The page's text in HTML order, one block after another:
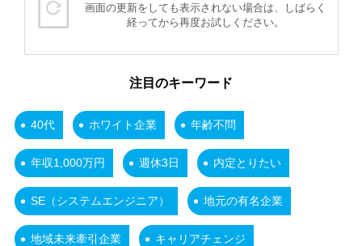
画面の更新をしても表示されない場合は、しばらく
経ってから再度お試しください。
注目のキーワード
40代 ホワイト企業 年齢不問
年収1,000万円 週休3日 内定とりたい
SE（システムエンジニア） 地元の有名企業
地域未来牽引企業 キャリアチェンジ